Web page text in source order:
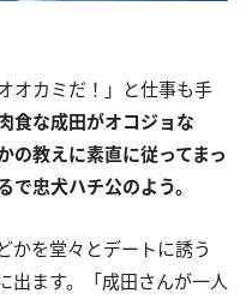
オカミだ！」と仕事も手
食な成田がオコジョな
の教えに素直に従ってまっ
忠犬ハチ公のよう。
かを堂々とデートに誘う
出ます。「成田さんが一人